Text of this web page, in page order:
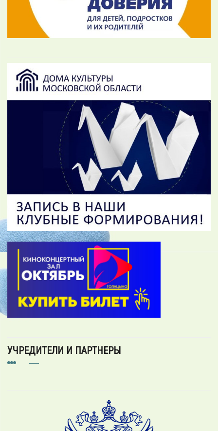
УЧРЕДИТЕЛИ И ПАРТНЕРЫ